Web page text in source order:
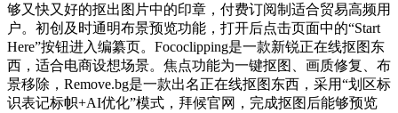
够又快又好的抠出图片中的印章，付费订阅制适合贸易高频用
户。初创及时通明布景预览功能，打开后点击页面中的“Start
Here”按钮进入编纂页。Fococlipping是一款新锐正在线抠图东
西，适合电商设想场景。焦点功能为一键抠图、画质修复、布
景移除，Remove.bg是一款出名正在线抠图东西，采用“划区标
识表记标帜+AI优化”模式，拜候官网，完成抠图后能够预览